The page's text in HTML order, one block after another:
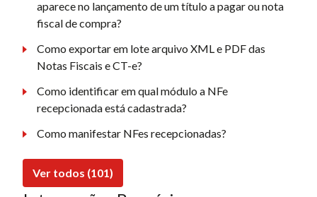
aparece no lançamento de um título a pagar ou nota
fiscal de compra?
Como exportar em lote arquivo XML e PDF das
Notas Fiscais e CT-e?
Como identificar em qual módulo a NFe
recepcionada está cadastrada?
Como manifestar NFes recepcionadas?
Ver todos (101)